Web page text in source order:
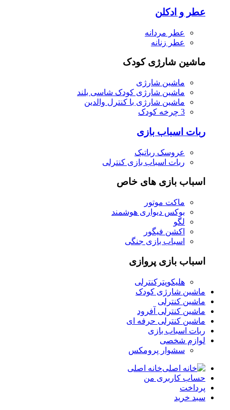
عطر و ادکلن
عطر مردانه
عطر زنانه
ماشین شارژی کودک
ماشین شارژی
ماشین شارژی کودک شاسی بلند
ماشین شارژی با کنترل والدین
3 چرخه کودک
ربات اسباب بازی
عروسک رباتیک
ربات اسباب بازی کنترلی
اسباب بازی های خاص
ماکت موتور
بوکس دیواری هوشمند
لگو
اکشن فیگور
اسباب بازی جنگی
اسباب بازی پروازی
هلیکوپترکنترلی
ماشین شارژی کودک
ماشین کنترلی
ماشین کنترلی آفرود
ماشین کنترلی حرفه ای
ربات اسباب بازی
لوازم شخصی
سشوار پرومکس
خانه اصلی
حساب کاربری من
پرداخت
سبد خرید